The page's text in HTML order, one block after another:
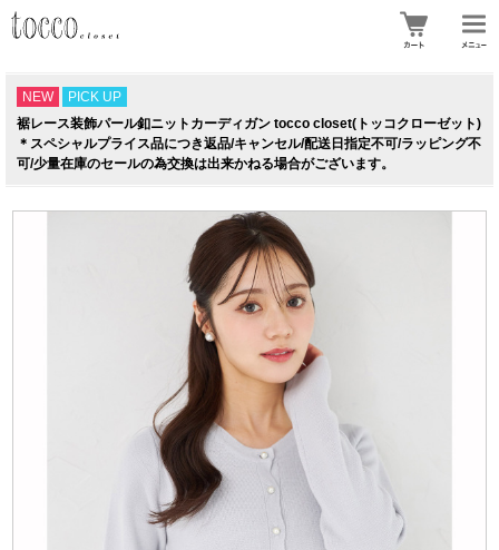
NEW
PICK UP
裾レース装飾パール釦ニットカーディガン tocco closet(トッコクローゼット)
＊スペシャルプライス品につき返品/キャンセル/配送日指定不可/ラッピング不
可/少量在庫のセールの為交換は出来かねる場合がございます。